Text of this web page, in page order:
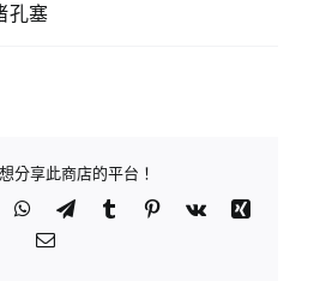
孔塞
分享此商店的平台！
WhatsApp
TelegramTumblr Pinterest
Vk
Xing
Email: